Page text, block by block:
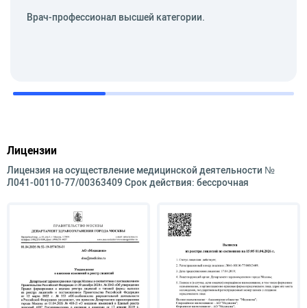
Область научных и практических интересов:
C 2008 г. по настоящее время работает
Врач-профессионал высшей категории.
Лицензии
Лицензия на осуществление медицинской деятельности №
Л041-00110-77/00363409 Срок действия: бессрочная